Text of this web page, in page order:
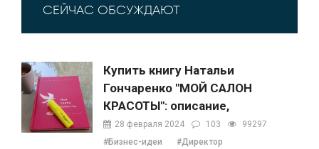
СЕЙЧАС ОБСУЖДАЮТ
Купить книгу Натальи
Гончаренко "МОЙ САЛОН
КРАСОТЫ": описание,
содержание, отзывы,
бонусы и 1 глава
28 февраля 2024 103
99297
#Бизнес-идеи
#Директор